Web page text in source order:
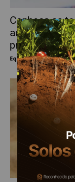
Conheça as
aumentando
propriedades
Equipe Mais Soja - 11